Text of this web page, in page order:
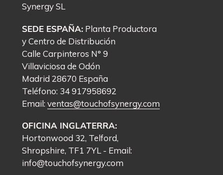
SynergySL
SEDE ESPAÑA:Planta Productora
y Centro de Distribución
Calle Carpinteros N° 9
Villaviciosa de Odón
Madrid 28670 España
Teléfono: 34 917958692
Email: ventas@touchofsynergy.com
OFICINA INGLATERRA:
Hortonwood 32, Telford,
Shropshire, TF1 7YL - Email:
info@touchofsynergy.com